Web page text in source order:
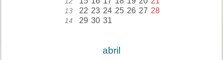
13 22 23 24 25 26 27 28
14 29 30 31
abril